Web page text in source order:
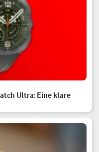
Ultra: Eine klare